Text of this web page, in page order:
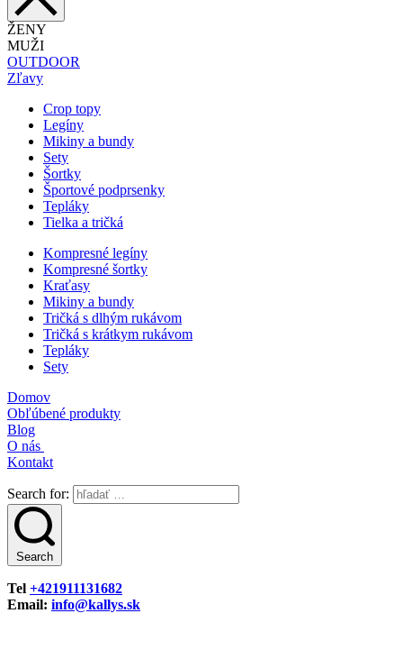
ŽENY
MUŽI
OUTDOOR
Zľavy
Crop topy
Legíny
Mikiny a bundy
Sety
Šortky
Športové podprsenky
Tepláky
Tielka a tričká
Kompresné legíny
Kompresné šortky
Kraťasy
Mikiny a bundy
Tričká s dlhým rukávom
Tričká s krátkym rukávom
Tepláky
Sety
Domov
Obľúbené produkty
Blog
O nás
Kontakt
Search for:
Search
Tel +421911131682
Email: info@kallys.sk